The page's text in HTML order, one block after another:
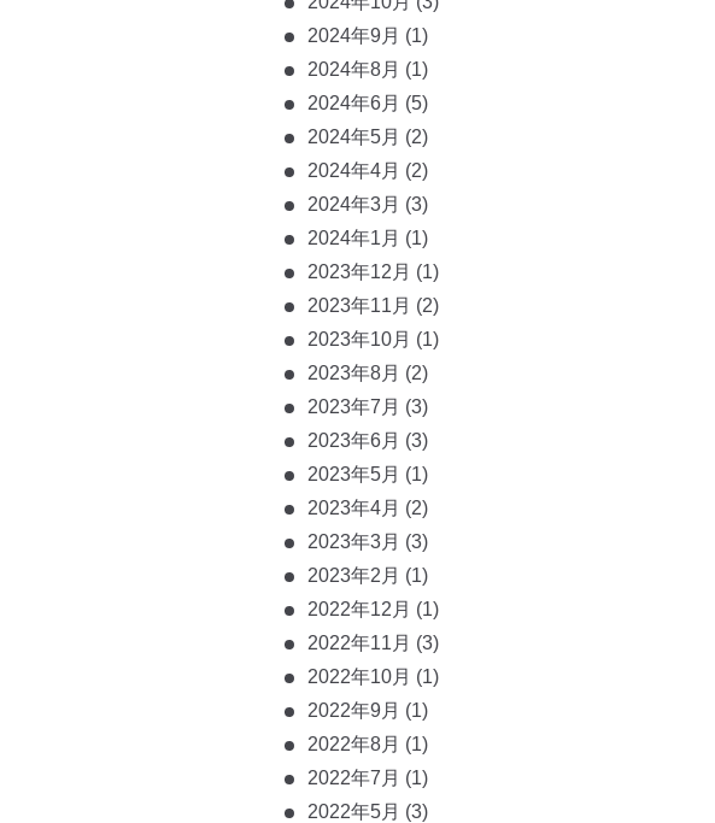
2024年9月 (1)
2024年8月 (1)
2024年6月 (5)
2024年5月 (2)
2024年4月 (2)
2024年3月 (3)
2024年1月 (1)
2023年12月 (1)
2023年11月 (2)
2023年10月 (1)
2023年8月 (2)
2023年7月 (3)
2023年6月 (3)
2023年5月 (1)
2023年4月 (2)
2023年3月 (3)
2023年2月 (1)
2022年12月 (1)
2022年11月 (3)
2022年10月 (1)
2022年9月 (1)
2022年8月 (1)
2022年7月 (1)
2022年5月 (3)